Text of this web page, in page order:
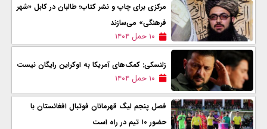
مرکزی برای چاپ و نشر کتاب؛ طالبان در کابل «شهر
فرهنگی» می‌سازند
۱۰ حمل ۱۴۰۴
زلنسکی: کمک‌های آمریکا به اوکراین رایگان نیست
۱۰ حمل ۱۴۰۴
فصل پنجم لیگ قهرمانان فوتبال افغانستان با
حضور ۱۰ تیم در راه است